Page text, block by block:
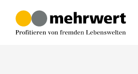
Inhalt
springen